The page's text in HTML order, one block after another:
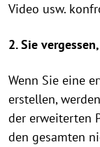
Video usw.
2. Sie
Wenn Sie eine
erstellen,
der erweiterten
den gesamten